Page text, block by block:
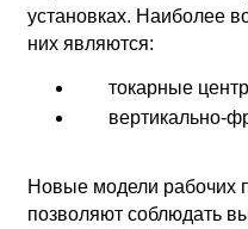
установках. Наиболее
них являются:
токарные
вертикально-
Новые модели рабочих
позволяют соблюдать